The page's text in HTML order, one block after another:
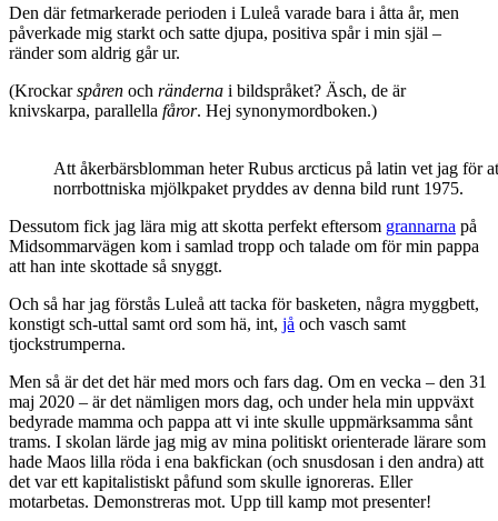
Den där fetmarkerade perioden i Luleå varade bara i åtta år, men
påverkade mig starkt och satte djupa, positiva spår i min själ –
ränder som aldrig går ur.
(Krockarspåren och ränderna i bildspråket? Äsch, de är
knivskarpa, parallella fåror. Hej synonymordboken.)
Att åkerbärsblomman heter Rubus arcticus på latin vet jag för
norrbottniska mjölkpaket pryddes av denna bild runt 1975.
Dessutom fick jag lära mig att skotta perfekt eftersom grannarna på
Midsommarvägen kom i samlad tropp och talade om för min pappa
att han inte skottade så snyggt.
Och så har jag förstås Luleå att tacka för basketen, några myggbett,
konstigt sch-uttal samt ord som hä, int, jå och vasch samt
tjockstrumperna.
Men så är det det här med mors och fars dag. Om en vecka – den 31
maj 2020 – är det nämligen mors dag, och under hela min uppväxt
bedyrade mamma och pappa att vi inte skulle uppmärksamma sånt
trams. I skolan lärde jag mig av mina politiskt orienterade lärare som
hade Maos lilla röda i ena bakfickan (och snusdosan i den andra) att
det var ett kapitalistiskt påfund som skulle ignoreras. Eller
motarbetas. Demonstreras mot. Upp till kamp mot presenter!